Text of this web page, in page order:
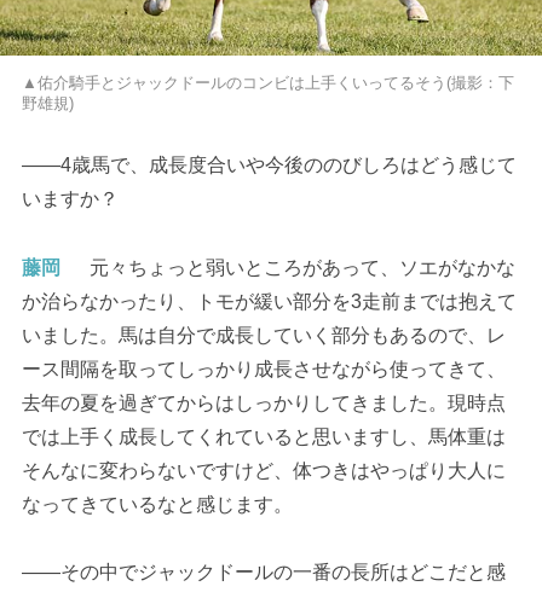
▲佑介騎手とジャックドールのコンビは上手くいってるそう(撮影：下
野雄規)
――4歳馬で、成長度合いや今後ののびしろはどう感じて
いますか？
藤岡
元々ちょっと弱いところがあって、ソエがなかな
か治らなかったり、トモが緩い部分を3走前までは抱えて
いました。馬は自分で成長していく部分もあるので、レ
ース間隔を取ってしっかり成長させながら使ってきて、
去年の夏を過ぎてからはしっかりしてきました。現時点
では上手く成長してくれていると思いますし、馬体重は
そんなに変わらないですけど、体つきはやっぱり大人に
なってきているなと感じます。
――その中でジャックドールの一番の長所はどこだと感